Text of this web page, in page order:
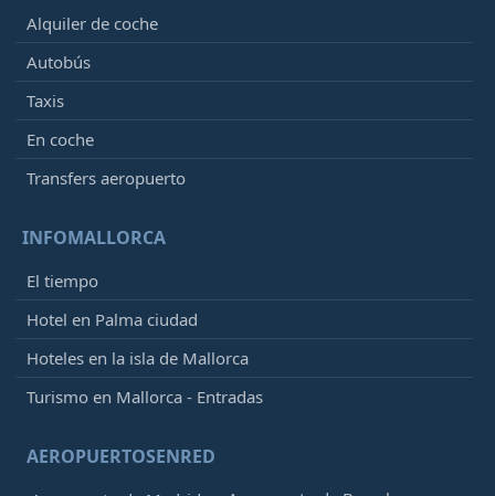
Alquiler de coche
Autobús
Taxis
En coche
Transfers aeropuerto
INFOMALLORCA
El tiempo
Hotel en Palma ciudad
Hoteles en la isla de Mallorca
Turismo en Mallorca - Entradas
AEROPUERTOSENRED